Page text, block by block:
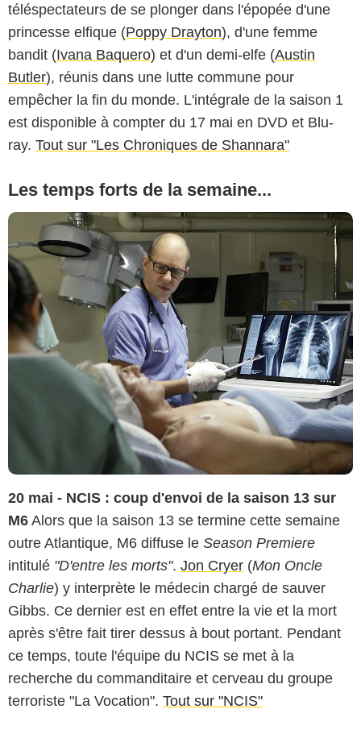
téléspectateurs de se plonger dans l'épopée d'une
princesse elfique (Poppy Drayton), d'une femme
bandit (Ivana Baquero) et d'un demi-elfe (Austin
Butler), réunis dans une lutte commune pour
empêcher la fin du monde. L'intégrale de la saison 1
est disponible à compter du 17 mai en DVD et Blu-
ray. Tout sur "Les Chroniques de Shannara"
Les temps forts de la semaine...
20 mai - NCIS : coup d'envoi de la saison 13 sur
M6 Alors que la saison 13 se termine cette semaine
outre Atlantique, M6 diffuse le Season Premiere
intitulé "D'entre les morts". Jon Cryer (Mon Oncle
Charlie) y interprète le médecin chargé de sauver
Gibbs. Ce dernier est en effet entre la vie et la mort
après s'être fait tirer dessus à bout portant. Pendant
ce temps, toute l'équipe du NCIS se met à la
recherche du commanditaire et cerveau du groupe
terroriste "La Vocation". Tout sur "NCIS"